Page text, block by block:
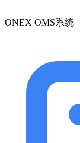
ONEX OMS系统